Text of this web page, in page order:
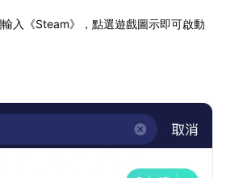
入《Steam》，點選遊戲圖示即可啟動